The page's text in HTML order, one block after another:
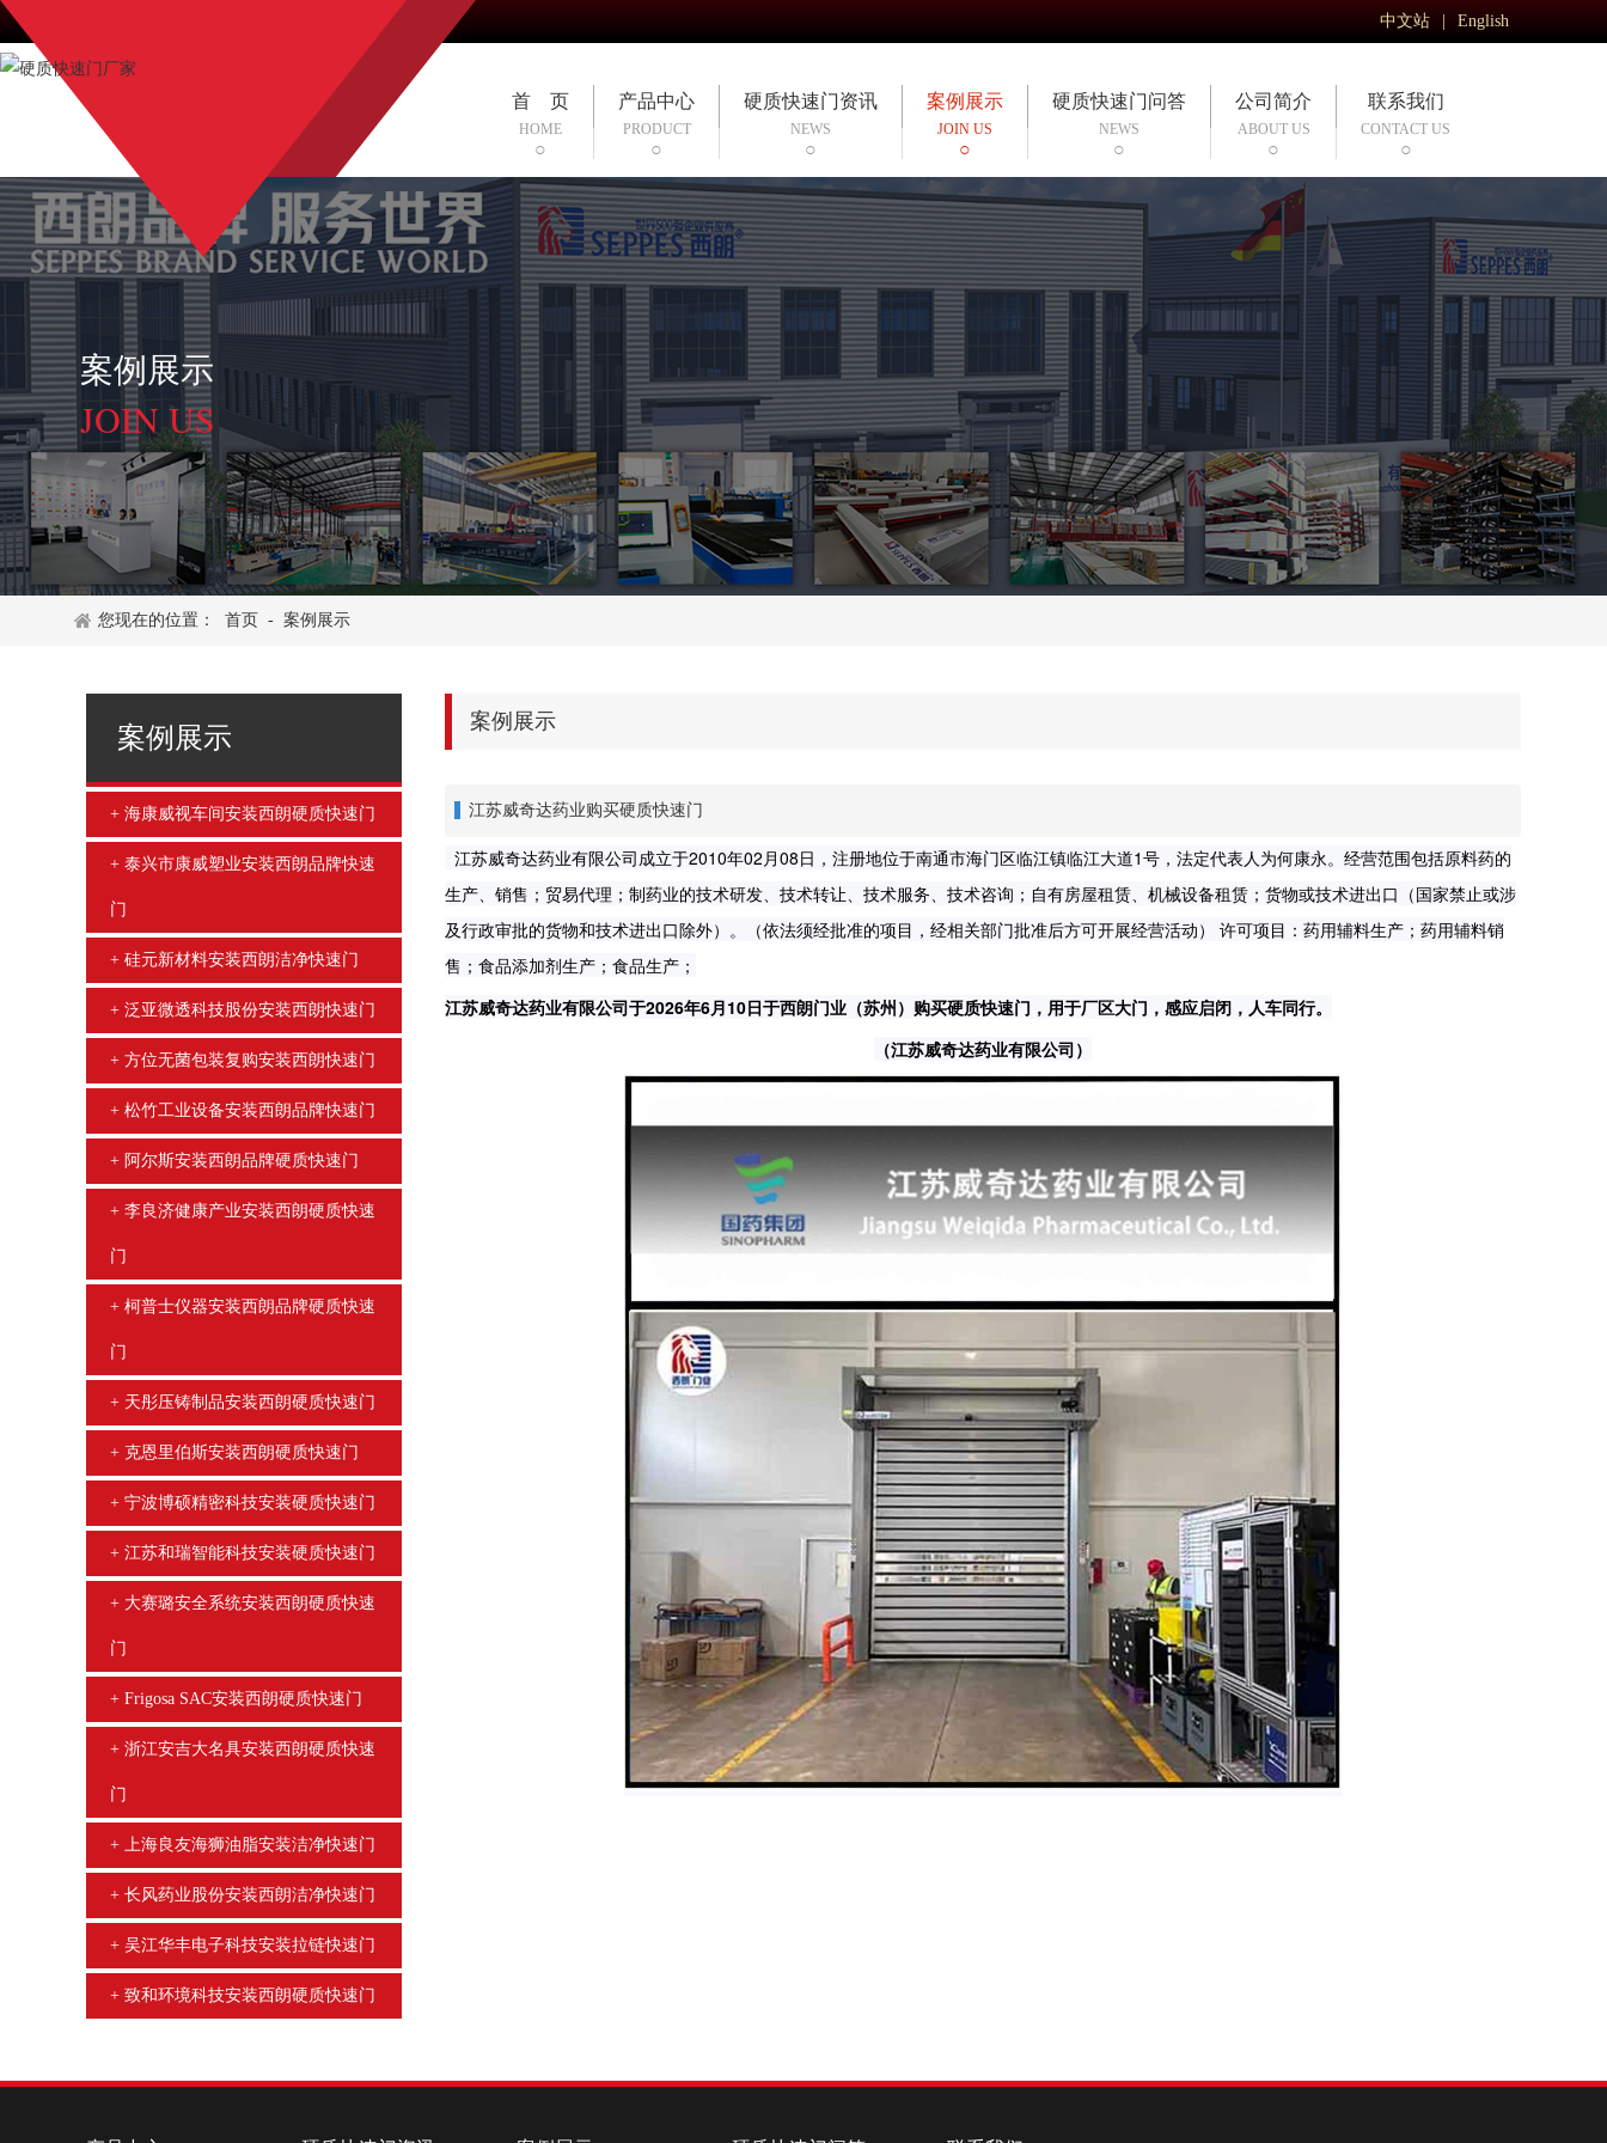
中文站 English
首 页
HOME
产品中心
PRODUCT
硬质快速门资讯
NEWS
案例展示
JOIN US
硬质快速门问答
NEWS
公司简介
ABOUT US
联系我们
CONTACT US
案例展示
JOIN US
您现在的位置： 首页 - 案例展示
案例展示
海康威视车间安装西朗硬质快速门
泰兴市康威塑业安装西朗品牌快速
门
硅元新材料安装西朗洁净快速门
泛亚微透科技股份安装西朗快速门
方位无菌包装复购安装西朗快速门
松竹工业设备安装西朗品牌快速门
阿尔斯安装西朗品牌硬质快速门
李良济健康产业安装西朗硬质快速
门
柯普士仪器安装西朗品牌硬质快速
门
天彤压铸制品安装西朗硬质快速门
克恩里伯斯安装西朗硬质快速门
宁波博硕精密科技安装硬质快速门
江苏和瑞智能科技安装硬质快速门
大赛璐安全系统安装西朗硬质快速
门
Frigosa SAC安装西朗硬质快速门
浙江安吉大名具安装西朗硬质快速
门
上海良友海狮油脂安装洁净快速门
长风药业股份安装西朗洁净快速门
吴江华丰电子科技安装拉链快速门
致和环境科技安装西朗硬质快速门
案例展示
江苏威奇达药业购买硬质快速门
江苏威奇达药业有限公司成立于2010年02月08日，注册地位于南通市海门区临江镇临江大道1号，法定代表人为何康永。经营范围包括原料药的
生产、销售；贸易代理；制药业的技术研发、技术转让、技术服务、技术咨询；自有房屋租赁、机械设备租赁；货物或技术进出口（国家禁止或涉
及行政审批的货物和技术进出口除外）。（依法须经批准的项目，经相关部门批准后方可开展经营活动） 许可项目：药用辅料生产；药用辅料销
售；食品添加剂生产；食品生产；
江苏威奇达药业有限公司于2026年6月10日于西朗门业（苏州）购买硬质快速门，用于厂区大门，感应启闭，人车同行。
（江苏威奇达药业有限公司）